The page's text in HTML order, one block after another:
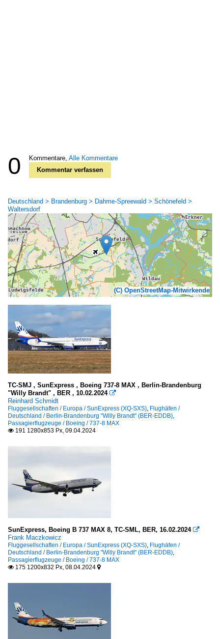
0 Kommentare, Alle Kommentare
Kommentar verfassen
Deutschland > Brandenburg > Dahme-Spreewald > Schönefeld >
Waltersdorf
(C) OpenStreetMap-Mitwirkende
TC-SMJ , SunExpress , Boeing 737-8 MAX , Berlin-Brandenburg
"Willy Brandt" , BER , 10.02.2024 
Reinhard Schmidt
Fluggesellschaften / Europa / SunExpress (XQ-SXS), Flughäfen /
Deutschland / Berlin-Brandenburg "Willy Brandt" (BER-EDDB),
Passagierflugzeuge / Boeing / 737-8 MAX
 191 1280x853 Px, 09.04.2024
SunExpress, Boeing B 737 MAX 8, TC-SML, BER, 16.02.2024 
Frank Maczkowicz
Fluggesellschaften / Europa / SunExpress (XQ-SXS), Flughäfen /
Deutschland / Berlin-Brandenburg "Willy Brandt" (BER-EDDB),
Passagierflugzeuge / Boeing / 737-8 MAX
 175 1200x832 Px, 08.04.2024 